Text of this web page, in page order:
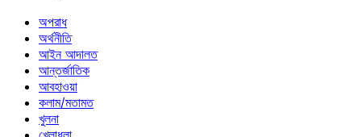
অপরাধ
অর্থনীতি
আইন আদালত
আন্তর্জাতিক
আবহাওয়া
কলাম/মতামত
খুলনা